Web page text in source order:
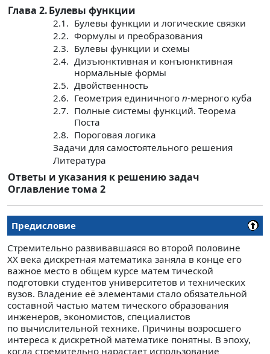
Глава 2.Булевы функции
2.1. Булевы функции и логические связки
2.2. Формулы и преобразования
2.3. Булевы функции и схемы
2.4. Дизъюнктивная и конъюнктивная
нормальные формы
2.5. Двойственность
2.6. Геометрия единичного n-мерного куба
2.7. Полные системы функций. Теорема
Поста
2.8. Пороговая логика
Задачи для самостоятельного решения
Литература
Ответы и указания к решению задач
Оглавление тома 2
Предисловие
Стремительно развивавшаяся во второй половине
XX века дискретная математика заняла в конце его
важное место в общем курсе матем тической
подготовки студентов университетов и технических
вузов. Владение её элементами стало обязательной
составной частью матем тического образования
инженеров, экономистов, специалистов
по вычислительной технике. Причины возросшего
интереса к дискретной математике понятны. В эпоху,
когда стремительно нарастает использование